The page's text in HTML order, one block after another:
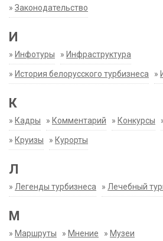
» Законодательство
И
» Инфотуры » Инфраструктура
» История белорусского турбизнеса »
К
» Кадры » Комментарий » Конкурсы
» Круизы » Курорты
Л
» Легенды турбизнеса » Лечебный
М
» Маршруты » Мнение » Музеи